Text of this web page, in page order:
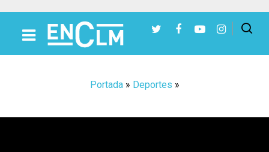
Portada» Deportes »